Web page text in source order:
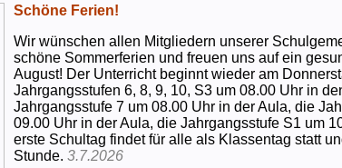
Schöne Ferien!
Wir wünschen allen Mitgliedern unserer
schöne Sommerferien und freuen uns auf ein
August! Der Unterricht beginnt wieder am
Jahrgangsstufen 6, 8, 9, 10, S3 um 08.00 Uhr in
Jahrgangsstufe 7 um 08.00 Uhr in der Aula, die
09.00 Uhr in der Aula, die Jahrgangsstufe S1 um
erste Schultag findet für alle als Klassentag statt
Stunde.3.7.2026